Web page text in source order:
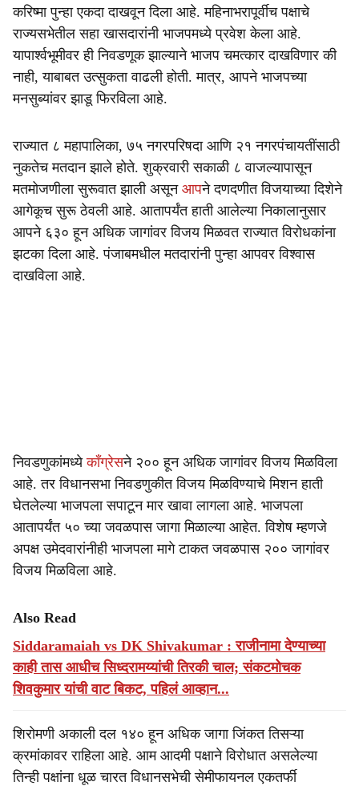
e
करिष्मा पुन्हा एकदा दाखवून दिला आहे. महिनाभरापूर्वीच पक्षाचे
राज्यसभेतील सहा खासदारांनी भाजपमध्ये प्रवेश केला आहे.
यापार्श्वभूमीवर ही निवडणूक झाल्याने भाजप चमत्कार दाखविणार की
नाही, याबाबत उत्सुकता वाढली होती. मात्र, आपने भाजपच्या
मनसुब्यांवर झाडू फिरविला आहे.
राज्यात ८ महापालिका, ७५ नगरपरिषदा आणि २१ नगरपंचायतींसाठी
नुकतेच मतदान झाले होते. शुक्रवारी सकाळी ८ वाजल्यापासून
मतमोजणीला सुरूवात झाली असून आपने दणदणीत विजयाच्या दिशेने
आगेकूच सुरू ठेवली आहे. आतापर्यंत हाती आलेल्या निकालानुसार
आपने ६३० हून अधिक जागांवर विजय मिळवत राज्यात विरोधकांना
झटका दिला आहे. पंजाबमधील मतदारांनी पुन्हा आपवर विश्वास
दाखविला आहे.
निवडणुकांमध्येकाँग्रेसने २०० हून अधिक जागांवर विजय मिळविला
आहे. तर विधानसभा निवडणुकीत विजय मिळविण्याचे मिशन हाती
घेतलेल्या भाजपला सपाटून मार खावा लागला आहे. भाजपला
आतापर्यंत ५० च्या जवळपास जागा मिळाल्या आहेत. विशेष म्हणजे
अपक्ष उमेदवारांनीही भाजपला मागे टाकत जवळपास २०० जागांवर
विजय मिळविला आहे.
Also Read
Siddaramaiah vs DK Shivakumar : राजीनामा देण्याच्या
काही तास आधीच सिध्दरामय्यांची तिरकी चाल; संकटमोचक
शिवकुमार यांची वाट बिकट, पहिलं आव्हान...
शिरोमणी अकाली दल १४० हून अधिक जागा जिंकत तिसऱ्या
क्रमांकावर राहिला आहे. आम आदमी पक्षाने विरोधात असलेल्या
तिन्ही पक्षांना धूळ चारत विधानसभेची सेमीफायनल एकतर्फी